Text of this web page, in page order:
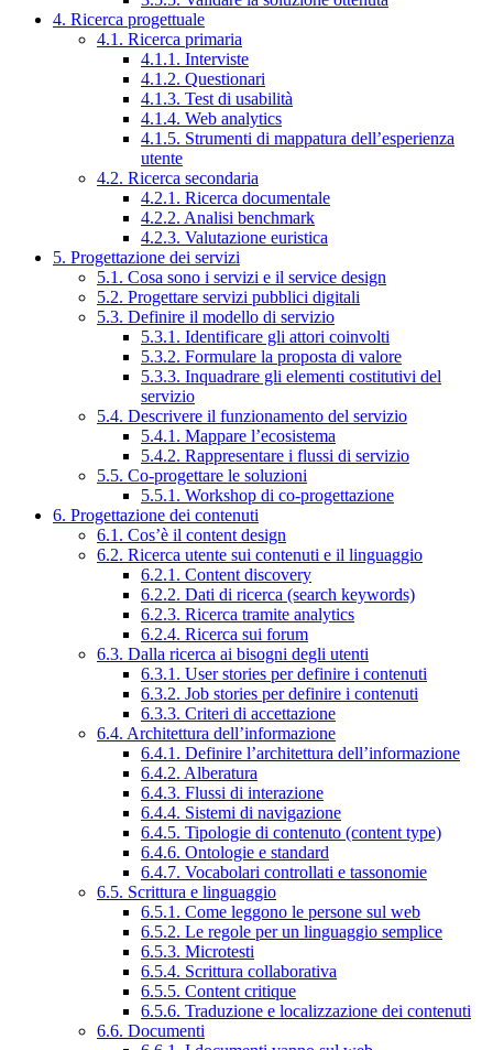
4. Ricerca progettuale
4.1. Ricerca primaria
4.1.1. Interviste
4.1.2. Questionari
4.1.3. Test di usabilità
4.1.4. Web analytics
4.1.5. Strumenti di mappatura dell’esperienza
utente
4.2. Ricerca secondaria
4.2.1. Ricerca documentale
4.2.2. Analisi benchmark
4.2.3. Valutazione euristica
5. Progettazione dei servizi
5.1. Cosa sono i servizi e il service design
5.2. Progettare servizi pubblici digitali
5.3. Definire il modello di servizio
5.3.1. Identificare gli attori coinvolti
5.3.2. Formulare la proposta di valore
5.3.3. Inquadrare gli elementi costitutivi del
servizio
5.4. Descrivere il funzionamento del servizio
5.4.1. Mappare l’ecosistema
5.4.2. Rappresentare i flussi di servizio
5.5. Co-progettare le soluzioni
5.5.1. Workshop di co-progettazione
6. Progettazione dei contenuti
6.1. Cos’è il content design
6.2. Ricerca utente sui contenuti e il linguaggio
6.2.1. Content discovery
6.2.2. Dati di ricerca (search keywords)
6.2.3. Ricerca tramite analytics
6.2.4. Ricerca sui forum
6.3. Dalla ricerca ai bisogni degli utenti
6.3.1. User stories per definire i contenuti
6.3.2. Job stories per definire i contenuti
6.3.3. Criteri di accettazione
6.4. Architettura dell’informazione
6.4.1. Definire l’architettura dell’informazione
6.4.2. Alberatura
6.4.3. Flussi di interazione
6.4.4. Sistemi di navigazione
6.4.5. Tipologie di contenuto (content type)
6.4.6. Ontologie e standard
6.4.7. Vocabolari controllati e tassonomie
6.5. Scrittura e linguaggio
6.5.1. Come leggono le persone sul web
6.5.2. Le regole per un linguaggio semplice
6.5.3. Microtesti
6.5.4. Scrittura collaborativa
6.5.5. Content critique
6.5.6. Traduzione e localizzazione dei contenuti
6.6. Documenti